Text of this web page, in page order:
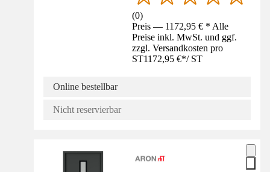
(0)
Preis — 1172,95 € * Alle
Preise inkl. MwSt. und ggf.
zzgl. Versandkosten pro
ST1172,95 €*/ ST
Online bestellbar
Nicht reservierbar